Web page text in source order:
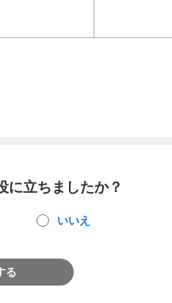
に立ちましたか？
いいえ
る